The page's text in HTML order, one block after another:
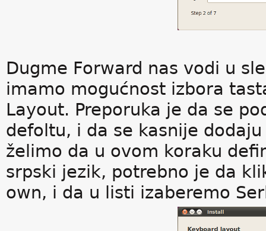
Dugme Forward nas vodi u
imamo mogućnost izbora
Layout. Preporuka je da se
defoltu, i da se kasnije
želimo da u ovom koraku
srpski jezik, potrebno je da
own, i da u listi izaberemo